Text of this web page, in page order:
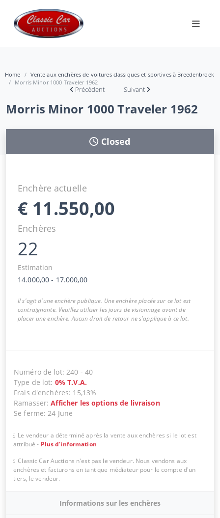
Home
Vente aux enchères de voitures classiques et sportives à Breedenbroek
Morris Minor 1000 Traveler 1962
Précédent Suivant
Morris Minor 1000 Traveler 1962
Closed
Enchère actuelle
€ 11.550,00
Enchères
22
Estimation
14.000,00 - 17.000,00
Il s'agit d'une enchère publique. Une enchère placée sur ce lot est
contraignante. Veuillez utiliser les jours de visionnage avant de
placer une enchère. Aucun droit de retour ne s'applique à ce lot.
Numéro de lot:240 - 40
Type de lot: 0% T.V.A.
Frais d'enchères: 15,13%
Ramasser:Afficher les options de livraison
Se ferme:24 June
Le vendeur a déterminé après la vente aux enchères si le lot est
attribué - Plus d'information
Classic Car Auctions n'est pas le vendeur. Nous vendons aux
enchères et facturons en tant que médiateur pour le compte d'un
tiers, le vendeur.
Informations sur les enchères